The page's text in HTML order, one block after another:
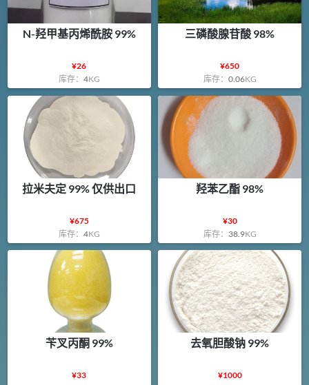
N-羟甲基丙烯酰胺 99%
¥26
库存： 4KG
三磷酸腺苷酸 98%
¥650
库存： 0.06KG
拉米夫定 99% 仅供出口
¥675
库存： 4KG
羟苯乙酯 98%
¥30
库存： 38.9KG
苄叉丙酮 99%
¥33
去氧胆酸钠 99%
¥1000